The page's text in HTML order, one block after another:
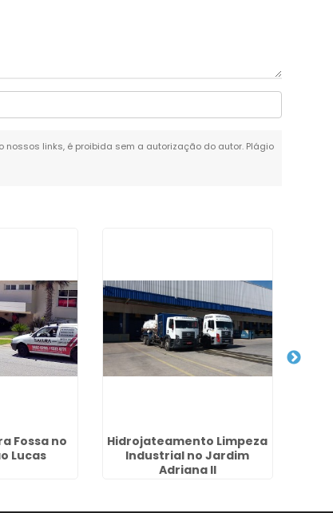
links, é proibida sem a autorização do autor. Plágio
Fossa no
Lucas
Hidrojateamento Limpeza
Industrial no Jardim
Adriana II